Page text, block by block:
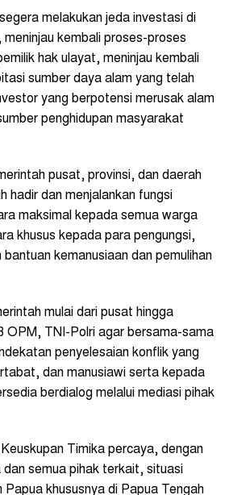
melakukan jeda investasi di
meninjau kembali proses-proses
hak ulayat, meninjau kembali
sumber daya alam yang telah
yang berpotensi merusak alam
penghidupan masyarakat
pusat, provinsi, dan daerah
hadir dan menjalankan fungsi
maksimal kepada semua warga
khusus kepada para pengungsi,
kemanusiaan dan pemulihan
mulai dari pusat hingga
OPM, TNI-Polri agar bersama-sama
penyelesaian konflik yang
dan manusiawi serta kepada
berdialog melalui mediasi pihak
Timika percaya, dengan
dan semua pihak terkait, situasi
Papua khususnya di Papua Tengah